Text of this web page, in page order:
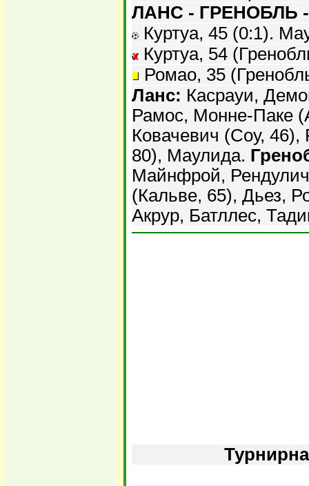
ЛАНС - ГРЕНОБЛЬ -
Куртуа, 45 (0:1).
Куртуа, 54
Ромао, 35
Ланс: Касрауи,
Рамос, Монне-Паке
Ковачевич (Соу,
80), Маулида.
Майнфрой,
(Кальве, 65), Дьез,
Акрур, Батллес,